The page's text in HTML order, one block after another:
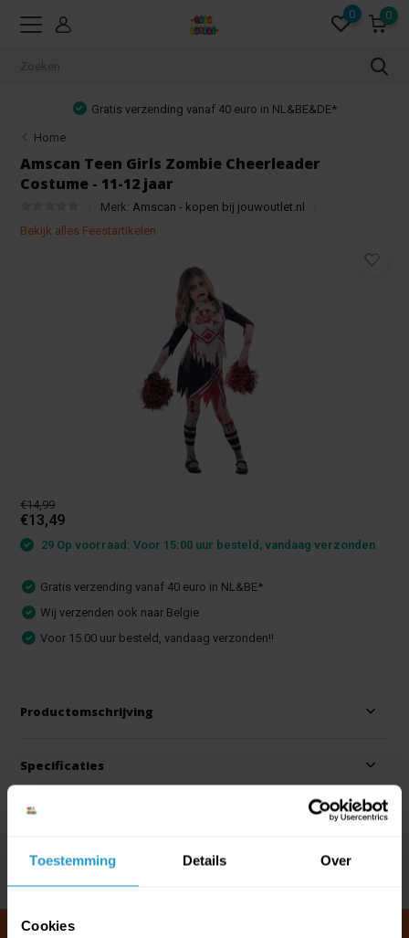
Toestemming Details Over
Cookies
0 0
Gratis verzending vanaf 40 euro in NL&BE&DE*
Home
Amscan Teen Girls Zombie Cheerleader
Costume - 11-12 jaar
Merk: Amscan - kopen bij jouwoutlet.nl
Bekijk alles Feestartikelen
€14,99
€13,49
29 Op voorraad: Voor 15:00 uur besteld, vandaag verzonden
Gratis verzending vanaf 40 euro in NL&BE*
Wij verzenden ook naar Belgie
Voor 15.00 uur besteld, vandaag verzonden!!
Productomschrijving
Specificaties
Reviews